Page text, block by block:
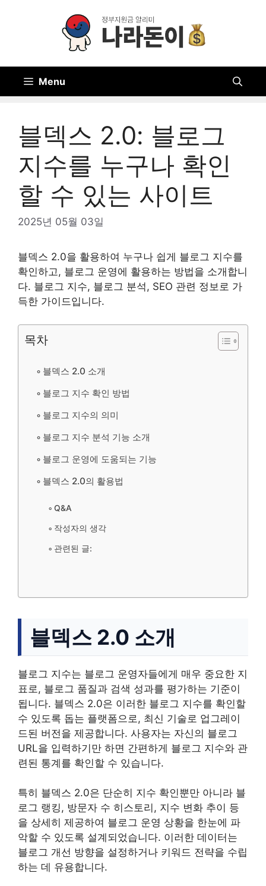
Menu
블덱스 2.0: 블로그
지수를 누구나 확인
할 수 있는 사이트
2025년 05월 03일
블덱스 2.0을 활용하여 누구나 쉽게 블로그 지수를
확인하고, 블로그 운영에 활용하는 방법을 소개합니
다. 블로그 지수, 블로그 분석, SEO 관련 정보로 가
득한 가이드입니다.
목차
블덱스 2.0 소개
블로그 지수 확인 방법
블로그 지수의 의미
블로그 지수 분석 기능 소개
블로그 운영에 도움되는 기능
블덱스 2.0의 활용법
Q&A
작성자의 생각
관련된 글:
블덱스 2.0 소개
블로그 지수는 블로그 운영자들에게 매우 중요한 지
표로, 블로그 품질과 검색 성과를 평가하는 기준이
됩니다. 블덱스 2.0은 이러한 블로그 지수를 확인할
수 있도록 돕는 플랫폼으로, 최신 기술로 업그레이
드된 버전을 제공합니다. 사용자는 자신의 블로그
URL을 입력하기만 하면 간편하게 블로그 지수와 관
련된 통계를 확인할 수 있습니다.
특히 블덱스 2.0은 단순히 지수 확인뿐만 아니라 블
로그 랭킹, 방문자 수 히스토리, 지수 변화 추이 등
을 상세히 제공하여 블로그 운영 상황을 한눈에 파
악할 수 있도록 설계되었습니다. 이러한 데이터는
블로그 개선 방향을 설정하거나 키워드 전략을 수립
하는 데 유용합니다.